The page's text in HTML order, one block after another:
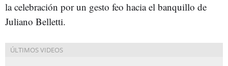
la celebración por un gesto feo hacia el banquillo de
Juliano Belletti.